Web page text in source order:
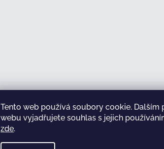
Tento web používá soubory cookie. Dalším
webu vyjadřujete souhlas s jejich
zde.
Sledovat na